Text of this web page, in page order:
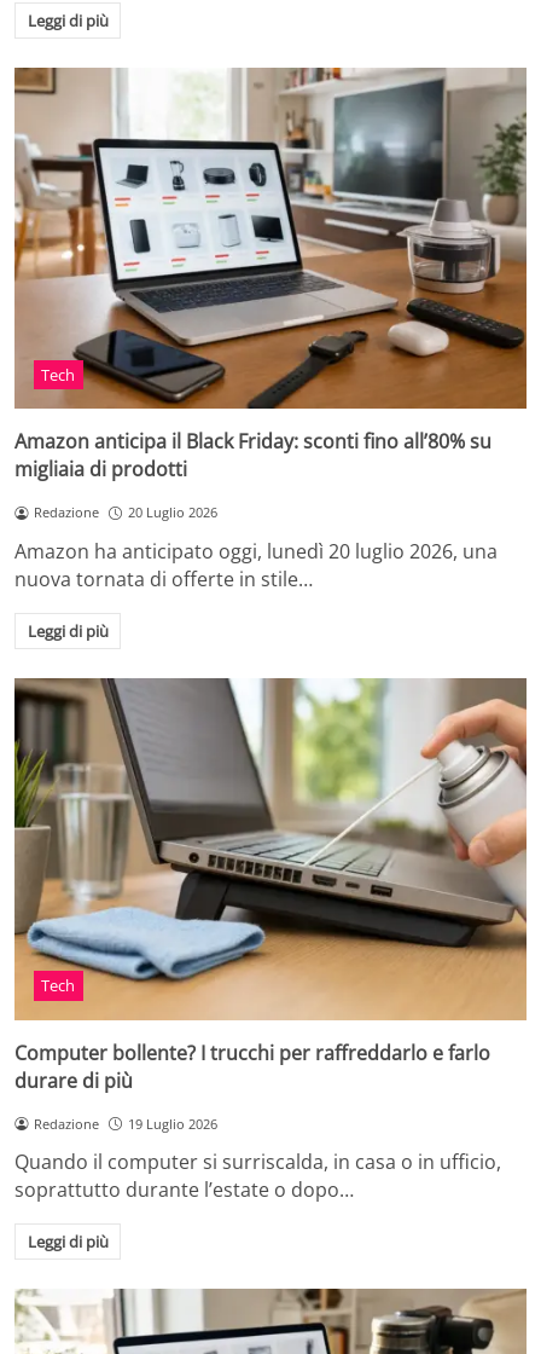
Leggi di più
Tech
Amazon anticipa il Black Friday: sconti fino all’80% su
migliaia di prodotti
Redazione 20 Luglio 2026
Amazon ha anticipato oggi, lunedì 20 luglio 2026, una
nuova tornata di offerte in stile…
Leggi di più
Tech
Computer bollente? I trucchi per raffreddarlo e farlo
durare di più
Redazione 19 Luglio 2026
Quando il computer si surriscalda, in casa o in ufficio,
soprattutto durante l’estate o dopo…
Leggi di più